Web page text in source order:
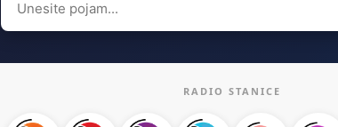
for:
RADIO STANICE